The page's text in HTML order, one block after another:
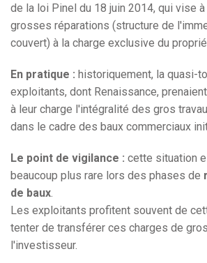
de la loi Pinel du 18 juin 2014, qui vise
grosses réparations (structure de
couvert) à la charge exclusive du
En pratique : historiquement, la quasi-
exploitants, dont Renaissance,
à leur charge l'intégralité des gros
dans le cadre des baux commerciaux
Le point de vigilance : cette situation
beaucoup plus rare lors des phases de
de baux
Les exploitants profitent souvent de
tenter de transférer ces charges de
l'investisseur.